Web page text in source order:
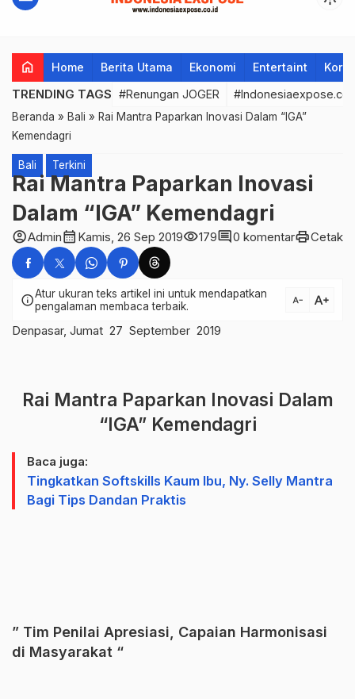
home Home Berita Utama Ekonomi Entertaint
TRENDING TAGS #Renungan JOGER
Beranda » Bali » Rai Mantra Paparkan Inovasi Dalam “IGA”
Kemendagri
Bali Terkini
Rai Mantra Paparkan Inovasi
Dalam “IGA” Kemendagri
account_circleAdmincalendar_month Kamis, 26 Sep 2019visibility179comment0 komentarprintCetak
infoAtur ukuran teks artikel ini untuk mendapatkan
pengalaman membaca terbaik.
text_decrease text_increase
Denpasar, Jumat 27 September 2019
Rai Mantra Paparkan Inovasi Dalam
“IGA” Kemendagri
Baca juga:
Tingkatkan Softskills Kaum Ibu, Ny. Selly Mantra
Bagi Tips Dandan Praktis
” Tim Penilai Apresiasi, Capaian Harmonisasi
di Masyarakat “